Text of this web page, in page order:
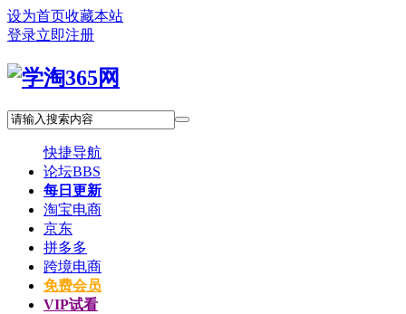
设为首页收藏本站
登录立即注册
快捷导航
论坛BBS
每日更新
淘宝电商
京东
拼多多
跨境电商
免费会员
VIP试看